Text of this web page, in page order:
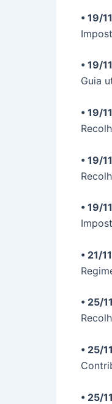
• 19/
• 19/
Guia
• 19/
• 19/
• 19/
• 21/
• 25/
• 25/
• 25/